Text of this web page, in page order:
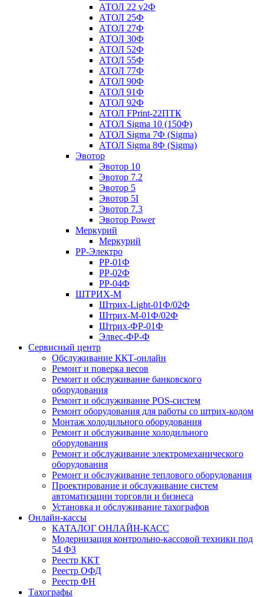
АТОЛ 22 v2Ф
АТОЛ 25Ф
АТОЛ 27Ф
АТОЛ 30Ф
АТОЛ 52Ф
АТОЛ 55Ф
АТОЛ 77Ф
АТОЛ 90Ф
АТОЛ 91Ф
АТОЛ 92Ф
АТОЛ FPrint-22ПТК
АТОЛ Sigma 10 (150Ф)
АТОЛ Sigma 7Ф (Sigma)
АТОЛ Sigma 8Ф (Sigma)
Эвотор
Эвотор 10
Эвотор 7.2
Эвотор 5
Эвотор 5I
Эвотор 7.3
Эвотор Power
Меркурий
Меркурий
РР-Электро
РР-01Ф
РР-02Ф
РР-04Ф
ШТРИХ-М
Штрих-Light-01Ф/02Ф
Штрих-М-01Ф/02Ф
Штрих-ФР-01Ф
Элвес-ФР-Ф
Сервисный центр
Обслуживание ККТ-онлайн
Ремонт и поверка весов
Ремонт и обслуживание банковского
оборудования
Ремонт и обслуживание POS-систем
Ремонт оборудования для работы со штрих-кодом
Монтаж холодильного оборудования
Ремонт и обслуживание холодильного
оборудования
Ремонт и обслуживание электромеханического
оборудования
Ремонт и обслуживание теплового оборудования
Проектирование и обслуживание систем
автоматизации торговли и бизнеса
Установка и обслуживание тахографов
Онлайн-кассы
КАТАЛОГ ОНЛАЙН-КАСС
Модернизация контрольно-кассовой техники под
54 ФЗ
Реестр ККТ
Реестр ОФД
Реестр ФН
Тахографы